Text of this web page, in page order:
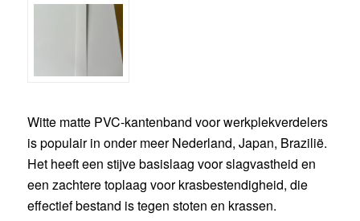
Witte matte PVC-kantenband voor werkplekverdelers
is populair in onder meer Nederland, Japan, Brazilië.
Het heeft een stijve basislaag voor slagvastheid en
een zachtere toplaag voor krasbestendigheid, die
effectief bestand is tegen stoten en krassen.